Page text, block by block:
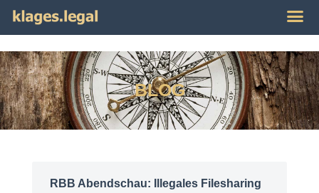
BLOG
RBB Abendschau: Illegales Filesharing